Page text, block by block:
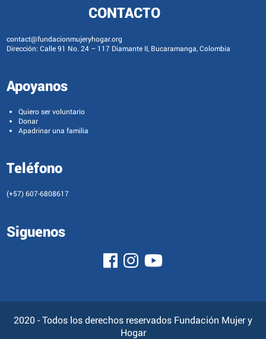
CONTACTO
contact@fundacionmujeryhogar.org
Dirección: Calle 91 No. 24 – 117 Diamante II, Bucaramanga, Colombia
Apoyanos
Quiero ser voluntario
Donar
Apadrinar una familia
Teléfono
(+57) 607-6808617
Siguenos
2020 - Todos los derechos reservados Fundación Mujer y
Hogar